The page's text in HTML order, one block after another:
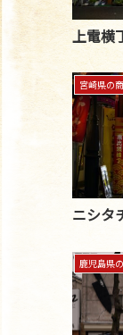
上電横
宮崎県の
ニシタ
鹿児島県